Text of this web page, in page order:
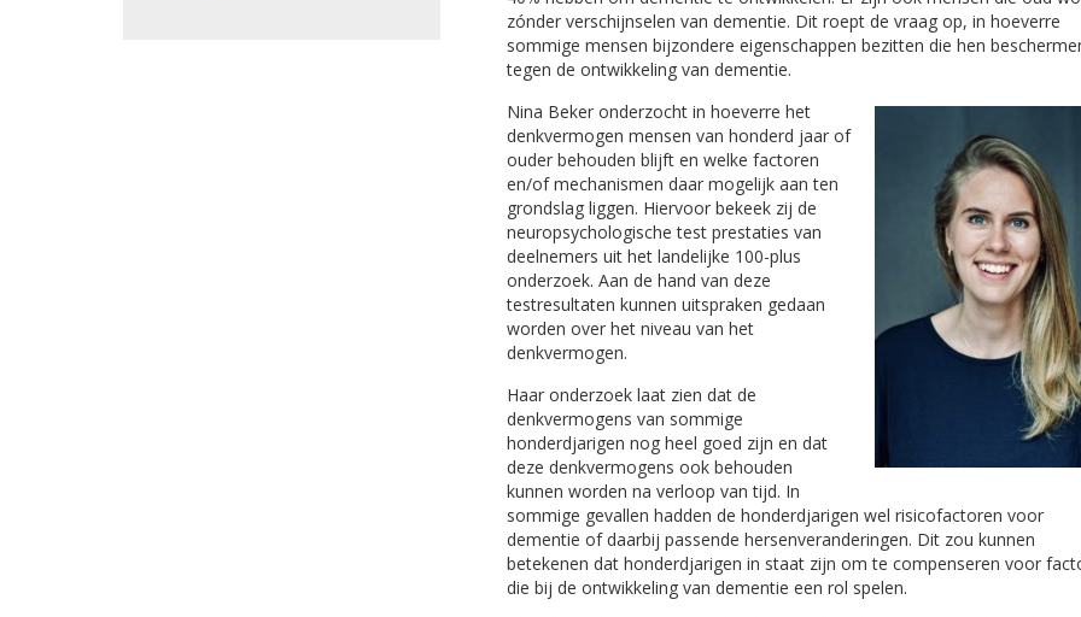
zónder verschijnselen van dementie. Dit roept de vraag op, in hoeverre
sommige mensen bijzondere eigenschappen bezitten die hen
tegen de ontwikkeling van dementie.
Nina Beker onderzocht in hoeverre het
denkvermogen mensen van honderd jaar of
ouder behouden blijft en welke factoren
en/of mechanismen daar mogelijk aan ten
grondslag liggen. Hiervoor bekeek zij de
neuropsychologische test prestaties van
deelnemers uit het landelijke 100-plus
onderzoek. Aan de hand van deze
testresultaten kunnen uitspraken gedaan
worden over het niveau van het
denkvermogen.
Haar onderzoek laat zien dat de
denkvermogens van sommige
honderdjarigen nog heel goed zijn en dat
deze denkvermogens ook behouden
kunnen worden na verloop van tijd. In
sommige gevallen hadden de honderdjarigen wel risicofactoren voor
dementie of daarbij passende hersenveranderingen. Dit zou kunnen
betekenen dat honderdjarigen in staat zijn om te compenseren voor
die bij de ontwikkeling van dementie een rol spelen.